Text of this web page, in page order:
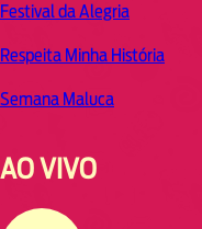
Festival da Alegria
Respeita Minha História
Semana Maluca
AO VIVO